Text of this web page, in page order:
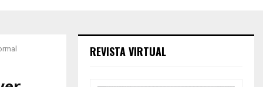
REVISTA VIRTUAL